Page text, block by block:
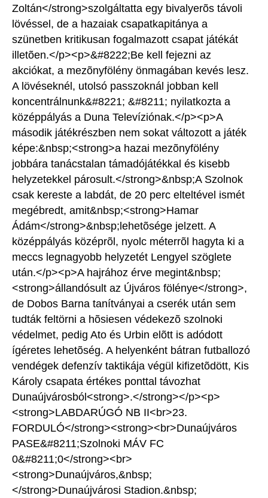
Zoltán</strong>szolgáltatta egy bivalyerõs távoli
lövéssel, de a hazaiak csapatkapitánya a
szünetben kritikusan fogalmazott csapat játékát
illetõen.</p><p>&#8222;Be kell fejezni az
akciókat, a mezõnyfölény önmagában kevés lesz.
A lövéseknél, utolsó passzoknál jobban kell
koncentrálnunk&#8221; &#8211; nyilatkozta a
középpályás a Duna Televíziónak.</p><p>A
második játékrészben nem sokat változott a játék
képe:&nbsp;<strong>a hazai mezõnyfölény
jobbára tanácstalan támadójátékkal és kisebb
helyzetekkel párosult.</strong>&nbsp;A Szolnok
csak kereste a labdát, de 20 perc elteltével ismét
megébredt, amit&nbsp;<strong>Hamar
Ádám</strong>&nbsp;lehetõsége jelzett. A
középpályás középrõl, nyolc méterrõl hagyta ki a
meccs legnagyobb helyzetét Lengyel szöglete
után.</p><p>A hajrához érve megint&nbsp;
<strong>állandósult az Újváros fölénye</strong>,
de Dobos Barna tanítványai a cserék után sem
tudták feltörni a hõsiesen védekezõ szolnoki
védelmet, pedig Ato és Urbin elõtt is adódott
ígéretes lehetõség. A helyenként bátran futballozó
vendégek defenzív taktikája végül kifizetõdött, Kis
Károly csapata értékes ponttal távozhat
Dunaújvárosból<strong>.</strong></p><p>
<strong>LABDARÚGÓ NB II<br>23.
FORDULÓ</strong><strong><br>Dunaújváros
PASE&#8211;Szolnoki MÁV FC
0&#8211;0</strong><br>
<strong>Dunaújváros,&nbsp;
</strong>Dunaújvárosi Stadion.&nbsp;